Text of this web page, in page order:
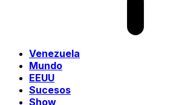
Venezuela
Mundo
EEUU
Sucesos
Show